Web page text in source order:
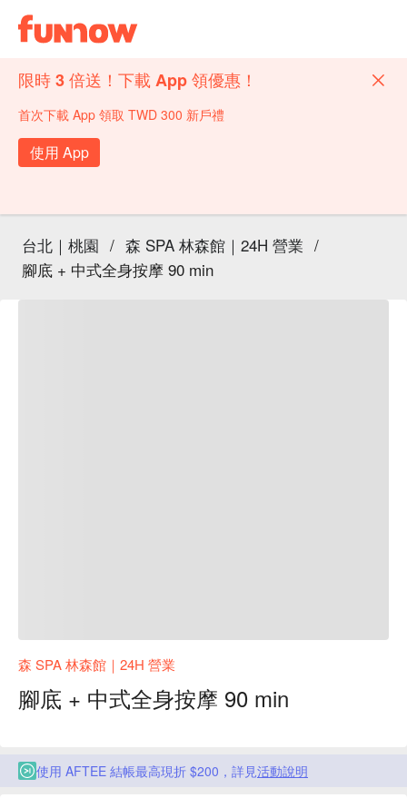
限時 3 倍送！下載 App 領優惠！
首次下載 App 領取 TWD 300 新戶禮
使用 App
台北｜桃園 / 森 SPA 林森館｜24H 營業 /
腳底 + 中式全身按摩 90 min
森 SPA 林森館｜24H 營業
腳底 + 中式全身按摩 90 min
使用 AFTEE 結帳最高現折 $200，詳見活動說明